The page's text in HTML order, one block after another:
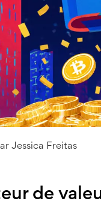
Jessica Freitas
de